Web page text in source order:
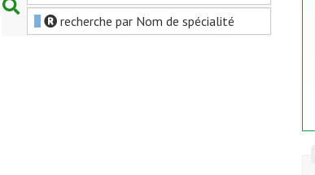
recherche par Nom de spécialité